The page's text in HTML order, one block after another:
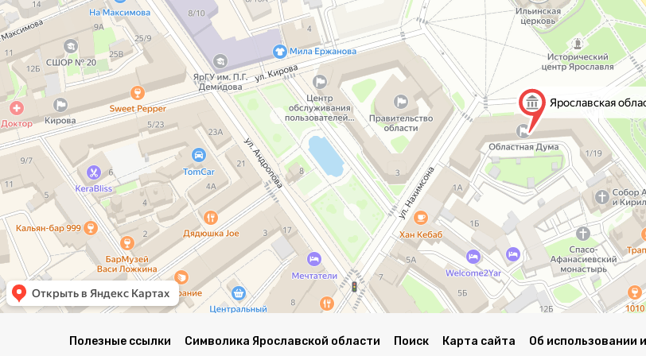
Полезные ссылки Символика Ярославской области Поиск Карта сайта Об использовании